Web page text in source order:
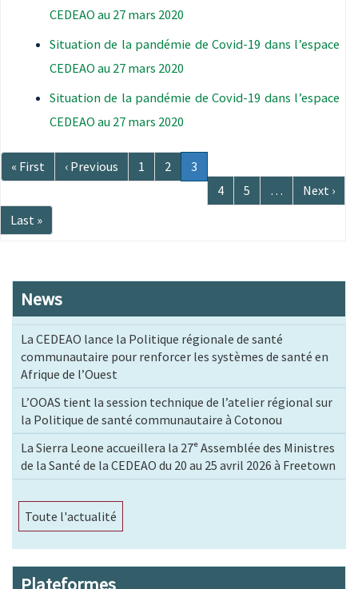
CEDEAO au 27 mars 2020
Situation de la pandémie de Covid-19 dans l’espace
CEDEAO au 27 mars 2020
Situation de la pandémie de Covid-19 dans l’espace
CEDEAO au 27 mars 2020
Pagination
Première
page
« First
Page
précédente
‹ Previous Page
1 Page
2
Page
courante
3
Page
4 Page
5 …
Page
suivante
Next ›
Dernière
page
Last »
News
La CEDEAO lance la Politique régionale de santé
communautaire pour renforcer les systèmes de santé en
Afrique de l’Ouest
L’OOAS tient la session technique de l’atelier régional sur
la Politique de santé communautaire à Cotonou
La Sierra Leone accueillera la 27ᵉ Assemblée des Ministres
de la Santé de la CEDEAO du 20 au 25 avril 2026 à Freetown
Toute l'actualité
Plateformes